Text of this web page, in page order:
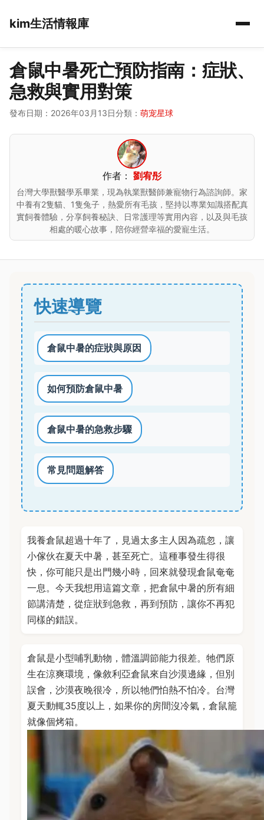
kim生活情報庫
倉鼠中暑死亡預防指南：症狀、
急救與實用對策
發布日期：2026年03月13日分類： 萌宠星球
作者： 劉宥彤
台灣大學獸醫學系畢業，現為執業獸醫師兼寵物行為諮詢師。家
中養有2隻貓、1隻兔子，熱愛所有毛孩，堅持以專業知識搭配真
實飼養體驗，分享飼養秘訣、日常護理等實用內容，以及與毛孩
相處的暖心故事，陪你經營幸福的愛寵生活。
快速導覽
倉鼠中暑的症狀與原因
如何預防倉鼠中暑
倉鼠中暑的急救步驟
常見問題解答
我養倉鼠超過十年了，見過太多主人因為疏忽，讓
小傢伙在夏天中暑，甚至死亡。這種事發生得很
快，你可能只是出門幾小時，回來就發現倉鼠奄奄
一息。今天我想用這篇文章，把倉鼠中暑的所有細
節講清楚，從症狀到急救，再到預防，讓你不再犯
同樣的錯誤。
倉鼠是小型哺乳動物，體溫調節能力很差。牠們原
生在涼爽環境，像敘利亞倉鼠來自沙漠邊緣，但別
誤會，沙漠夜晚很冷，所以牠們怕熱不怕冷。台灣
夏天動輒35度以上，如果你的房間沒冷氣，倉鼠籠
就像個烤箱。